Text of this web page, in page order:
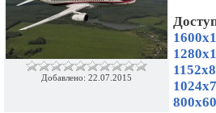
Добавлено: 22.07.2015